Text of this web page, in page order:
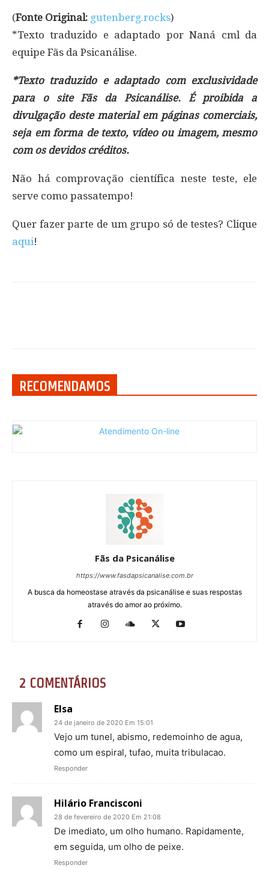
(Fonte Original: gutenberg.rocks)
*Texto traduzido e adaptado por Naná cml da
equipe Fãs da Psicanálise.
*Texto traduzido e adaptado com exclusividade
para o site Fãs da Psicanálise. É proibida a
divulgação deste material em páginas comerciais,
seja em forma de texto, vídeo ou imagem, mesmo
com os devidos créditos.
Não há comprovação científica neste teste, ele
serve como passatempo!
Quer fazer parte de um grupo só de testes? Clique
aqui!
RECOMENDAMOS
Fãs da Psicanálise
https://www.fasdapsicanalise.com.br
A busca da homeostase através da psicanálise e suas respostas
através do amor ao próximo.
2 COMENTÁRIOS
Elsa
24 de janeiro de 2020 Em 15:01
Vejo um tunel, abismo, redemoinho de agua,
como um espiral, tufao, muita tribulacao.
Responder
Hilário Francisconi
28 de fevereiro de 2020 Em 21:08
De imediato, um olho humano. Rapidamente,
em seguida, um olho de peixe.
Responder